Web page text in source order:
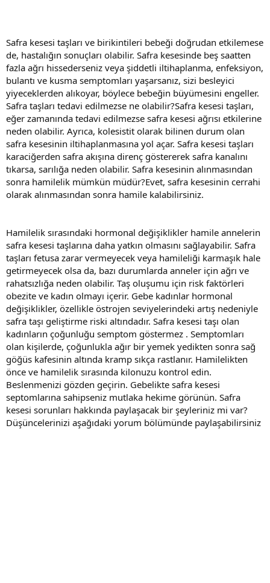
Safra kesesi taşları ve birikintileri bebeği doğrudan etkilemese
de, hastalığın sonuçları olabilir. Safra kesesinde beş saatten
fazla ağrı hissederseniz veya şiddetli iltihaplanma, enfeksiyon,
bulantı ve kusma semptomları yaşarsanız, sizi besleyici
yiyeceklerden alıkoyar, böylece bebeğin büyümesini engeller.
Safra taşları tedavi edilmezse ne olabilir?Safra kesesi taşları,
eğer zamanında tedavi edilmezse safra kesesi ağrısı etkilerine
neden olabilir. Ayrıca, kolesistit olarak bilinen durum olan
safra kesesinin iltihaplanmasına yol açar. Safra kesesi taşları
karaciğerden safra akışına direnç göstererek safra kanalını
tıkarsa, sarılığa neden olabilir. Safra kesesinin alınmasından
sonra hamilelik mümkün müdür?Evet, safra kesesinin cerrahi
olarak alınmasından sonra hamile kalabilirsiniz.
Hamilelik sırasındaki hormonal değişiklikler hamile annelerin
safra kesesi taşlarına daha yatkın olmasını sağlayabilir. Safra
taşları fetusa zarar vermeyecek veya hamileliği karmaşık hale
getirmeyecek olsa da, bazı durumlarda anneler için ağrı ve
rahatsızlığa neden olabilir. Taş oluşumu için risk faktörleri
obezite ve kadın olmayı içerir. Gebe kadınlar hormonal
değişiklikler, özellikle östrojen seviyelerindeki artış nedeniyle
safra taşı geliştirme riski altındadır. Safra kesesi taşı olan
kadınların çoğunluğu semptom göstermez . Semptomları
olan kişilerde, çoğunlukla ağır bir yemek yedikten sonra sağ
göğüs kafesinin altında kramp sıkça rastlanır. Hamilelikten
önce ve hamilelik sırasında kilonuzu kontrol edin.
Beslenmenizi gözden geçirin. Gebelikte safra kesesi
septomlarına sahipseniz mutlaka hekime görünün. Safra
kesesi sorunları hakkında paylaşacak bir şeyleriniz mi var?
Düşüncelerinizi aşağıdaki yorum bölümünde paylaşabilirsiniz